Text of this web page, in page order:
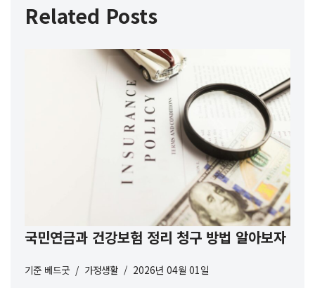
Related Posts
국민연금과 건강보험 정리 청구 방법 알아보자
기준 베드굿 가정생활 2026년 04월 01일